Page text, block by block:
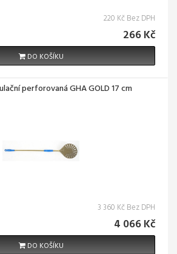
220 Kč Bez DPH
266 Kč
DO KOŠÍKU
perforovaná GHA GOLD 17 cm
3 360 Kč Bez DPH
4 066 Kč
DO KOŠÍKU